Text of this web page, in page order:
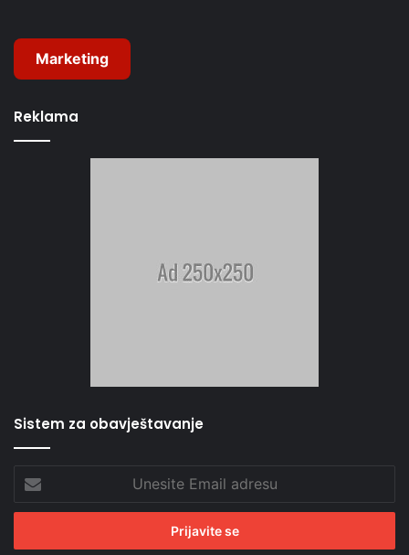
Marketing
Reklama
Sistem za obavještavanje
Unesite
Email
adresu